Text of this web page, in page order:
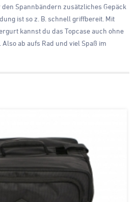
Spannbändern zusätzliches Gepäck
ist so z. B. schnell griffbereit. Mit
kannst du das Topcase auch ohne
ab aufs Rad und viel Spaß im